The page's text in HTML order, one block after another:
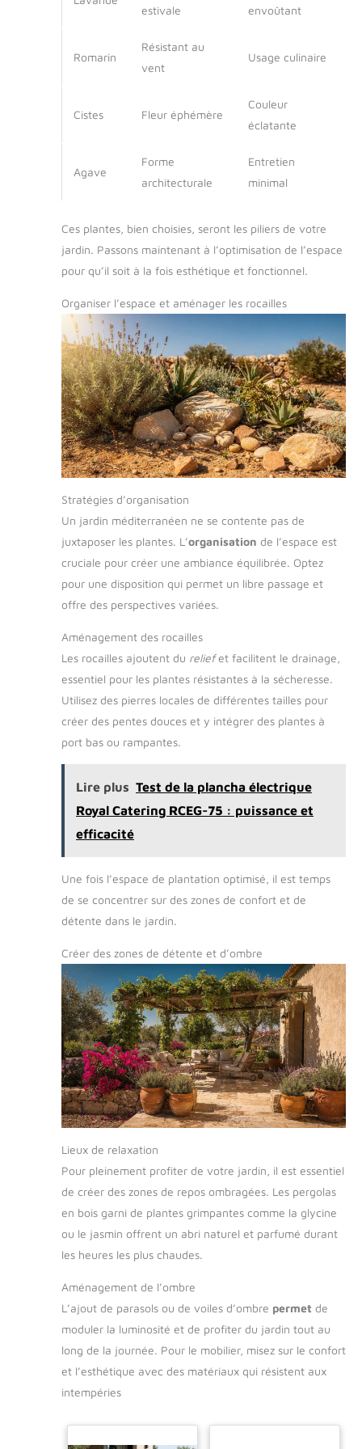
estivale envoûtant
Romarin
Résistant au
vent
Usage culinaire
Cistes Fleur éphémère
Couleur
éclatante
Agave
Forme
architecturale
Entretien
minimal
Ces plantes, bien choisies, seront les piliers de votre
jardin. Passons maintenant à l’optimisation de l’espace
pour qu’il soit à la fois esthétique et fonctionnel.
Organiser l’espace et aménager les rocailles
Stratégies d’organisation
Un jardin méditerranéen ne se contente pas de
juxtaposer les plantes. L’organisation de l’espace est
cruciale pour créer une ambiance équilibrée. Optez
pour une disposition qui permet un libre passage et
offre des perspectives variées.
Aménagement des rocailles
Les rocailles ajoutent du reliefet facilitent le drainage,
essentiel pour les plantes résistantes à la sécheresse.
Utilisez des pierres locales de différentes tailles pour
créer des pentes douces et y intégrer des plantes à
port bas ou rampantes.
Lire plus Test de la plancha électrique
Royal Catering RCEG-75 : puissance et
efficacité
Une fois l’espace de plantation optimisé, il est temps
de se concentrer sur des zones de confort et de
détente dans le jardin.
Créer des zones de détente et d’ombre
Lieux de relaxation
Pour pleinement profiter de votre jardin, il est essentiel
de créer des zones de repos ombragées. Les pergolas
en bois garni de plantes grimpantes comme la glycine
ou le jasmin offrent un abri naturel et parfumé durant
les heures les plus chaudes.
Aménagement de l’ombre
L’ajout de parasols ou de voiles d’ombre permet de
moduler la luminosité et de profiter du jardin tout au
long de la journée. Pour le mobilier, misez sur le confort
et l’esthétique avec des matériaux qui résistent aux
intempéries